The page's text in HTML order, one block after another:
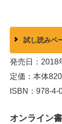
試し読みペ
発売日：2018
定価：本体
ISBN：978-4-
オンライン